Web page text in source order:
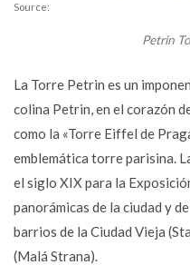
Source:
Petrin
La Torre Petrin es un
colina Petrin, en el corazón
como la «Torre Eiffel de
emblemática torre parisina.
el siglo XIX para la
panorámicas de la ciudad y
barrios de la Ciudad Vieja
(Malá Strana).